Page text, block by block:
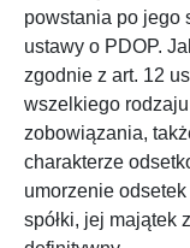
powstania po jego
ustawy o PDOP.
zgodnie z art. 12
wszelkiego
zobowiązania,
charakterze
umorzenie
spółki, jej majątek